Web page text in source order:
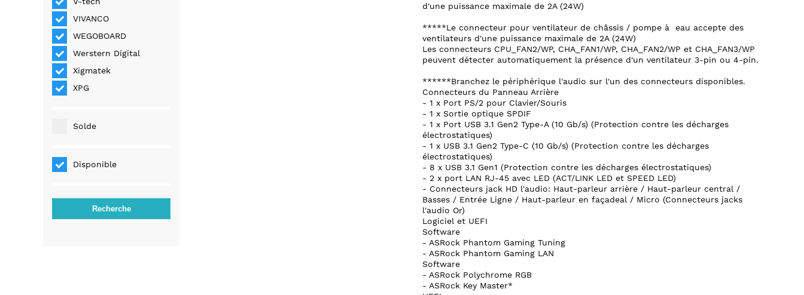
d'une puissance maximale de 2A (24W)
*****Le connecteur pour ventilateur de châssis / pompe à eau accepte des
ventilateurs d'une puissance maximale de 2A (24W)
Les connecteurs CPU_FAN2/WP, CHA_FAN1/WP, CHA_FAN2/WP et CHA_FAN3/WP
peuvent détecter automatiquement la présence d'un ventilateur 3-pin ou 4-pin.
******Branchez le périphérique l'audio sur l'un des connecteurs disponibles.
Connecteurs du Panneau Arrière
- 1 x Port PS/2 pour Clavier/Souris
- 1 x Sortie optique SPDIF
- 1 x Port USB 3.1 Gen2 Type-A (10 Gb/s) (Protection contre les décharges
électrostatiques)
- 1 x USB 3.1 Gen2 Type-C (10 Gb/s) (Protection contre les décharges
électrostatiques)
- 8 x USB 3.1 Gen1 (Protection contre les décharges électrostatiques)
- 2 x port LAN RJ-45 avec LED (ACT/LINK LED et SPEED LED)
- Connecteurs jack HD l'audio: Haut-parleur arrière / Haut-parleur central /
Basses / Entrée Ligne / Haut-parleur en façadeal / Micro (Connecteurs jacks
l'audio Or)
Logiciel et UEFI
Software
- ASRock Phantom Gaming Tuning
- ASRock Phantom Gaming LAN
Software
- ASRock Polychrome RGB
- ASRock Key Master*
VIVANCO
WEGOBOARD
Werstern Digital
Xigmatek
XPG
Solde
Disponible